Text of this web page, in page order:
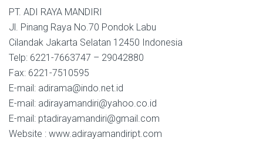
PT. ADI RAYA MANDIRI
Jl. Pinang Raya No.70 Pondok Labu
Cilandak Jakarta Selatan 12450 Indonesia
Telp: 6221-7663747 – 29042880
Fax: 6221-7510595
E-mail: adirama@indo.net.id
E-mail: adirayamandiri@yahoo.co.id
E-mail: ptadirayamandiri@gmail.com
Website : www.adirayamandiript.com